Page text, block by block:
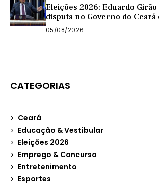
Eleições 2026: Eduardo Girão
disputa no Governo do Ceará
vice de Zema
05/08/2026
CATEGORIAS
Ceará
Educação & Vestibular
Eleições 2026
Emprego & Concurso
Entretenimento
Esportes